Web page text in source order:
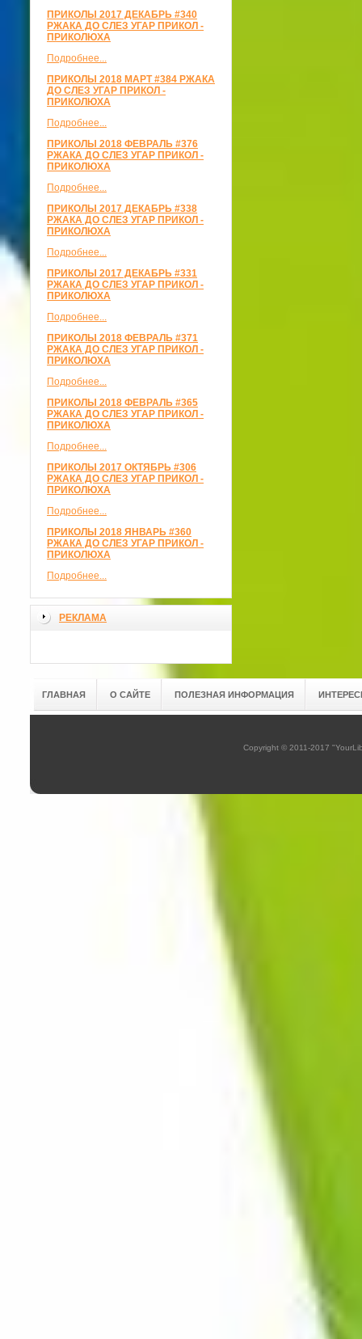
ПРИКОЛЫ 2017 ДЕКАБРЬ #340
РЖАКА ДО СЛЕЗ УГАР ПРИКОЛ -
ПРИКОЛЮХА
Подробнее...
ПРИКОЛЫ 2018 МАРТ #384 РЖАКА
ДО СЛЕЗ УГАР ПРИКОЛ -
ПРИКОЛЮХА
Подробнее...
ПРИКОЛЫ 2018 ФЕВРАЛЬ #376
РЖАКА ДО СЛЕЗ УГАР ПРИКОЛ -
ПРИКОЛЮХА
Подробнее...
ПРИКОЛЫ 2017 ДЕКАБРЬ #338
РЖАКА ДО СЛЕЗ УГАР ПРИКОЛ -
ПРИКОЛЮХА
Подробнее...
ПРИКОЛЫ 2017 ДЕКАБРЬ #331
РЖАКА ДО СЛЕЗ УГАР ПРИКОЛ -
ПРИКОЛЮХА
Подробнее...
ПРИКОЛЫ 2018 ФЕВРАЛЬ #371
РЖАКА ДО СЛЕЗ УГАР ПРИКОЛ -
ПРИКОЛЮХА
Подробнее...
ПРИКОЛЫ 2018 ФЕВРАЛЬ #365
РЖАКА ДО СЛЕЗ УГАР ПРИКОЛ -
ПРИКОЛЮХА
Подробнее...
ПРИКОЛЫ 2017 ОКТЯБРЬ #306
РЖАКА ДО СЛЕЗ УГАР ПРИКОЛ -
ПРИКОЛЮХА
Подробнее...
ПРИКОЛЫ 2018 ЯНВАРЬ #360
РЖАКА ДО СЛЕЗ УГАР ПРИКОЛ -
ПРИКОЛЮХА
Подробнее...
РЕКЛАМА
ГЛАВНАЯ О САЙТЕ ПОЛЕЗНАЯ ИНФОРМАЦИЯ
Copyright © 2011-2017